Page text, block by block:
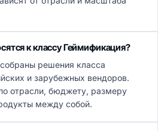
к классу Геймификация?
решения класса
и зарубежных вендоров.
отрасли, бюджету, размеру
между собой.